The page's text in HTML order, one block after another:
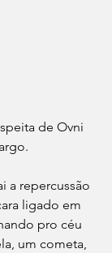
de Ovni
a repercussão
ligado em
pro céu
um cometa,